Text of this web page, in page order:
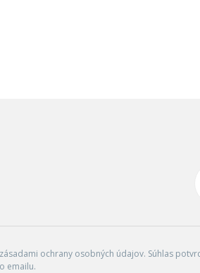
ochrany osobných údajov. Súhlas
emailu.